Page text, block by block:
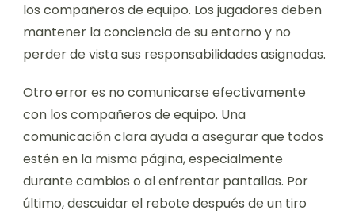
los compañeros de equipo. Los jugadores deben
mantener la conciencia de su entorno y no
perder de vista sus responsabilidades asignadas.
Otro error es no comunicarse efectivamente
con los compañeros de equipo. Una
comunicación clara ayuda a asegurar que todos
estén en la misma página, especialmente
durante cambios o al enfrentar pantallas. Por
último, descuidar el rebote después de un tiro